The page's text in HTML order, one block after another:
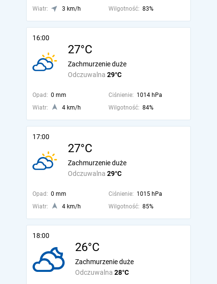
Wiatr:
3 km/h Wilgotność: 83%
16:00
27°C
Odczuwalna 29°C
Zachmurzenie duże
Opad: 0 mm Ciśnienie: 1014 hPa
Wiatr:
4 km/h Wilgotność: 84%
17:00
27°C
Odczuwalna 29°C
Zachmurzenie duże
Opad: 0 mm Ciśnienie: 1015 hPa
Wiatr:
4 km/h Wilgotność: 85%
18:00
26°C
Odczuwalna 28°C
Zachmurzenie duże